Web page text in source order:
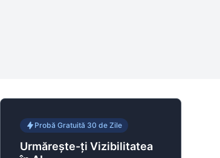
Probă Gratuită 30 de Zile
Urmărește-ți Vizibilitatea